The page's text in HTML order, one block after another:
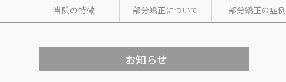
当院の特徴 部分矯正について 部分矯正の症例
お知らせ